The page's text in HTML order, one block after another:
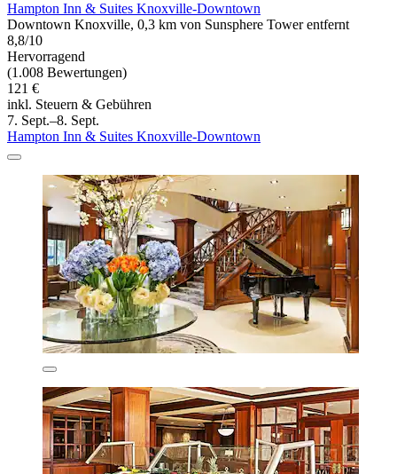
Hampton Inn & Suites Knoxville-Downtown
Downtown Knoxville, 0,3 km von Sunsphere Tower entfernt
8,8/10
Hervorragend
(1.008 Bewertungen)
121 €
inkl. Steuern & Gebühren
7. Sept.–8. Sept.
Hampton Inn & Suites Knoxville-Downtown